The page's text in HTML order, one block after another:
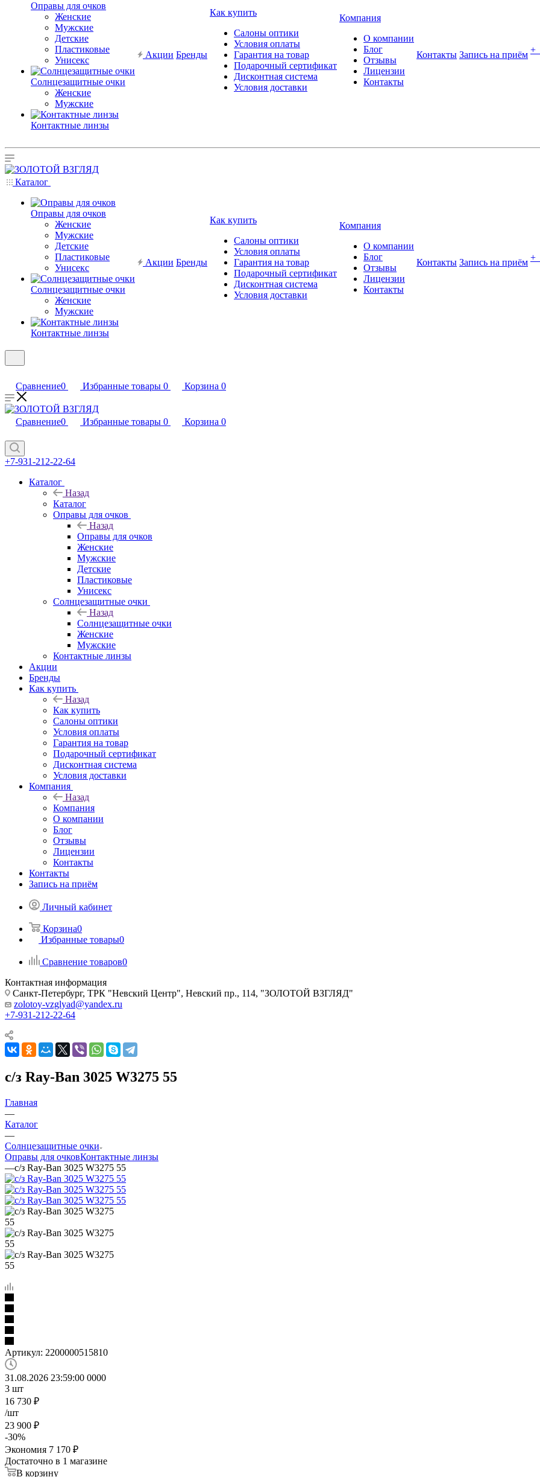
Оправы для очков
Женские
Мужские
Детские
Пластиковые
Унисекс
Солнцезащитные очки
Женские
Мужские
Контактные линзы
Акции Бренды
Как купить
Салоны оптики
Условия оплаты
Гарантия на товар
Подарочный сертификат
Дисконтная система
Условия доставки
Компания
О компании
Блог
Отзывы
Лицензии
Контакты
Контакты Запись на приём +
Каталог
Оправы для очков
Женские
Мужские
Детские
Пластиковые
Унисекс
Солнцезащитные очки
Женские
Мужские
Контактные линзы
Акции Бренды
Как купить
Салоны оптики
Условия оплаты
Гарантия на товар
Подарочный сертификат
Дисконтная система
Условия доставки
Компания
О компании
Блог
Отзывы
Лицензии
Контакты
Контакты Запись на приём +
Сравнение0 Избранные товары 0 Корзина 0
Сравнение0 Избранные товары 0 Корзина 0
+7-931-212-22-64
Каталог
Назад
Каталог
Оправы для очков
Назад
Оправы для очков
Женские
Мужские
Детские
Пластиковые
Унисекс
Солнцезащитные очки
Назад
Солнцезащитные очки
Женские
Мужские
Контактные линзы
Акции
Бренды
Как купить
Назад
Как купить
Салоны оптики
Условия оплаты
Гарантия на товар
Подарочный сертификат
Дисконтная система
Условия доставки
Компания
Назад
Компания
О компании
Блог
Отзывы
Лицензии
Контакты
Контакты
Запись на приём
Личный кабинет
Корзина0
Избранные товары0
Сравнение товаров0
Контактная информация
Санкт-Петербург, ТРК "Невский Центр", Невский пр., 114, "ЗОЛОТОЙ ВЗГЛЯД"
zolotoy-vzglyad@yandex.ru
+7-931-212-22-64
с/з Ray-Ban 3025 W3275 55
Главная
—
Каталог
—
Солнцезащитные очки
Оправы для очковКонтактные линзы
—с/з Ray-Ban 3025 W3275 55
Артикул: 2200000515810
31.08.2026 23:59:00 0000
3 шт
16 730 ₽
/шт
23 900 ₽
-30%
Экономия 7 170 ₽
Достаточно в 1 магазине
В корзину